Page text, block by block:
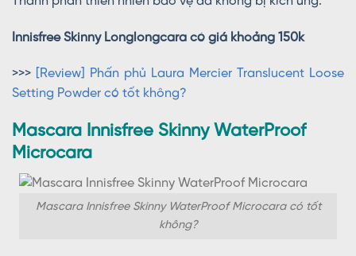
Innisfree Skinny Longlongcara có giá khoảng 150k
>>>
[Review] Phấn phủ Laura Mercier Translucent Loose
Setting Powder có tốt không?
Mascara Innisfree Skinny WaterProof
Microcara
Mascara Innisfree Skinny WaterProof Microcara có tốt
không?